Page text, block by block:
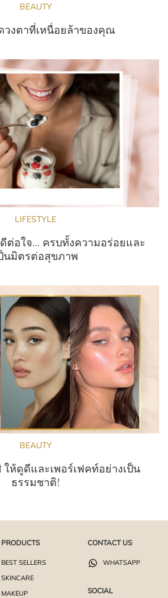
BEAUTY
วงตาที่เหนื่อยล้าของคุณ
LIFESTYLE
ต่อใจ... ครบทั้งความอร่อยและ
นมิตรต่อสุขภาพ
BEAUTY
ให้ดูดีและเพอร์เฟคท์อย่างเป็น
ธรรมชาติ!
PRODUCTS
BEST SELLERS
SKINCARE
MAKEUP
CONTACT US
WHATSAPP
SOCIAL